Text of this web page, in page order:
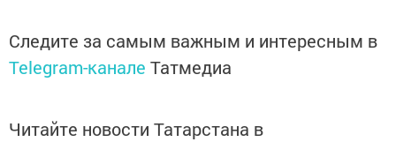
Следите за самым важным и интересным в
Telegram-канале Татмедиа
Читайте новости Татарстана в